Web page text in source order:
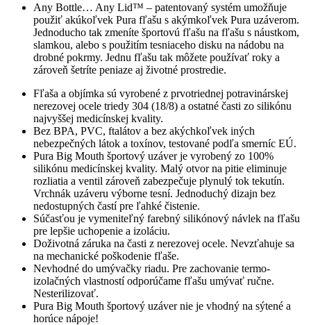
Any Bottle… Any Lid™ – patentovaný systém umožňuje
použiť akúkoľvek Pura fľašu s akýmkoľvek Pura uzáverom.
Jednoducho tak zmeníte športovú fľašu na fľašu s náustkom,
slamkou, alebo s použitím tesniaceho disku na nádobu na
drobné pokrmy. Jednu fľašu tak môžete používať roky a
zároveň šetríte peniaze aj životné prostredie.
Fľaša a objímka sú vyrobené z prvotriednej potravinárskej
nerezovej ocele triedy 304 (18/8) a ostatné časti zo silikónu
najvyššej medicínskej kvality.
Bez BPA, PVC, ftalátov a bez akýchkoľvek iných
nebezpečných látok a toxínov, testované podľa smerníc EÚ.
Pura Big Mouth športový uzáver je vyrobený zo 100%
silikónu medicínskej kvality. Malý otvor na pitie eliminuje
rozliatia a ventil zároveň zabezpečuje plynulý tok tekutín.
Vrchnák uzáveru výborne tesní. Jednoduchý dizajn bez
nedostupných častí pre ľahké čistenie.
Súčasťou je vymeniteľný farebný silikónový návlek na fľašu
pre lepšie uchopenie a izoláciu.
Doživotná záruka na časti z nerezovej ocele. Nevzťahuje sa
na mechanické poškodenie fľaše.
Nevhodné do umývačky riadu. Pre zachovanie termo-
izolačných vlastností odporúčame fľašu umývať ručne.
Nesterilizovať.
Pura Big Mouth športový uzáver nie je vhodný na sýtené a
horúce nápoje!